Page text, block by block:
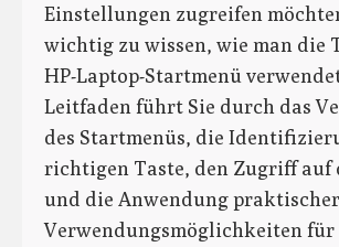
Einstellungen zugreifen
wichtig zu wissen, wie man die
HP-Laptop-Startmenü
Leitfaden führt Sie durch das
des Startmenüs, die
richtigen Taste, den Zugriff auf
und die Anwendung praktischer
Verwendungsmöglichkeiten für